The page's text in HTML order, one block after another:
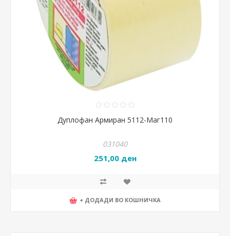
Дуплофан Армиран 5112-Маг110
031040
251,00 ден
+ ДОДАДИ ВО КОШНИЧКА